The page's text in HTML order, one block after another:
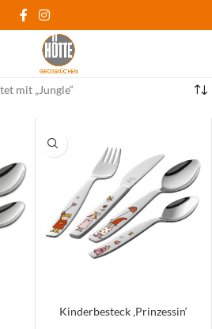
mit „Jungle“
Kinderbesteck ‚Prinzessin‘